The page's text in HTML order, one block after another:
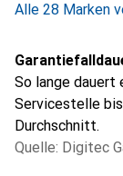
Alle 28 Marken
So lange dauert
Servicestelle
Durchschnitt.
Quelle: Digitec